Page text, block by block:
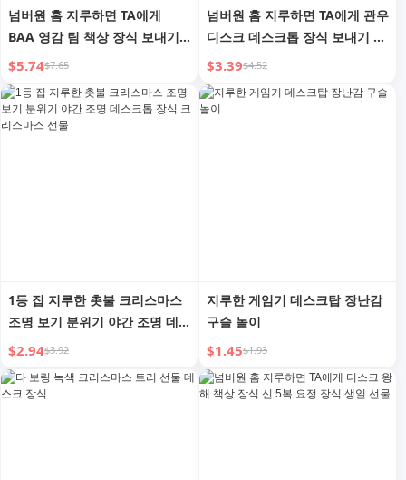
넘버원 홈 지루하면 TA에게
BAA 영감 팀 책상 장식 보내기
양 스테이션 장식 생일 선물
$5.74$7.65
넘버원 홈 지루하면 TA에게 관우
디스크 데스크톱 장식 보내기 관
공 오신 오복 장식 생일 선물
$3.39$4.52
1등 집 지루한 촛불 크리스마스
조명 보기 분위기 야간 조명 데
스크톱 장식 크리스마스 선물
$2.94$3.92
지루한 게임기 데스크탑 장난감
구슬 놀이
$1.45$1.93